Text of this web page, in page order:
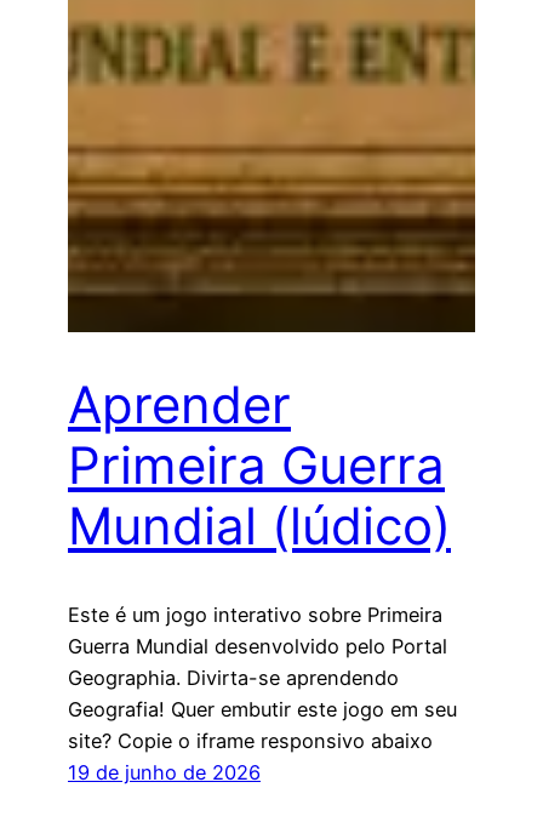
Aprender
Primeira Guerra
Mundial (lúdico)
Este é um jogo interativo sobre Primeira
Guerra Mundial desenvolvido pelo Portal
Geographia. Divirta-se aprendendo
Geografia! Quer embutir este jogo em seu
site? Copie o iframe responsivo abaixo
19 de junho de 2026